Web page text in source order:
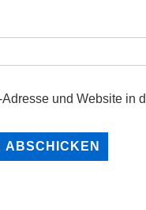
und Website in